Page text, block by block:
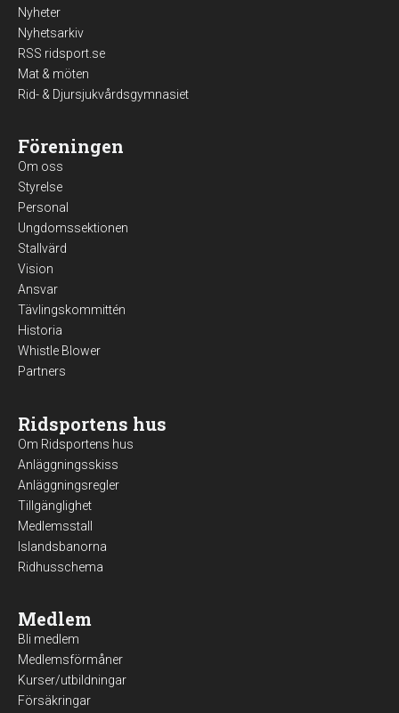
Nyheter
Nyhetsarkiv
RSS ridsport.se
Mat & möten
Rid- & Djursjukvårdsgymnasiet
Föreningen
Om oss
Styrelse
Personal
Ungdomssektionen
Stallvärd
Vision
Ansvar
Tävlingskommittén
Historia
Whistle Blower
Partners
Ridsportens hus
Om Ridsportens hus
Anläggningsskiss
Anläggningsregler
Tillgänglighet
Medlemsstall
Islandsbanorna
Ridhusschema
Medlem
Bli medlem
Medlemsförmåner
Kurser/utbildningar
Försäkringar